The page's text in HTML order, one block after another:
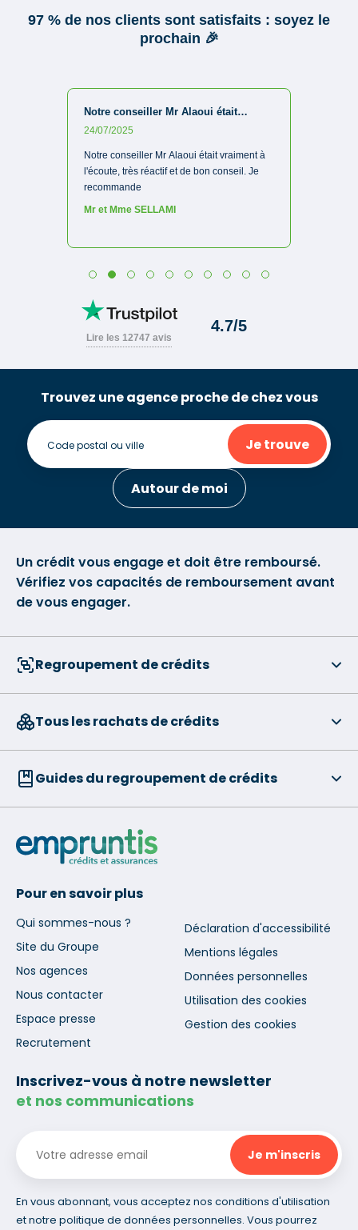
Trouvez une agence proche de chez vous
Je trouve
Autour de moi
Un crédit vous engage et doit être remboursé.
Vérifiez vos capacités de remboursement avant
de vous engager.
Regroupement de crédits
Tous les rachats de crédits
Guides du regroupement de crédits
Pour en savoir plus
Qui sommes-nous ?
Site du Groupe
Nos agences
Nous contacter
Espace presse
Recrutement
Déclaration d'accessibilité
Mentions légales
Données personnelles
Utilisation des cookies
Gestion des cookies
Inscrivez-vous à notre newsletter
et nos communications
En vous abonnant, vous acceptez nos conditions d'utilisation
et notre politique de données personnelles. Vous pourrez